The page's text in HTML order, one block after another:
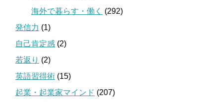
海外で暮らす・働く
(292)
発信力 (1)
自己肯定感 (2)
若返り (2)
英語習得術 (15)
起業・起業家マインド (207)